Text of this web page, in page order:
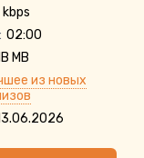
02:00
MB
из новых